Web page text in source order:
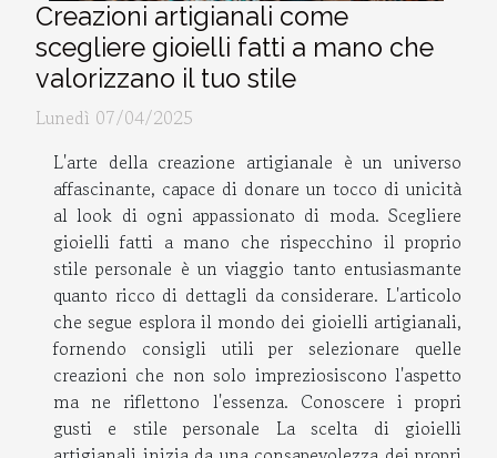
Creazioni artigianali come
scegliere gioielli fatti a mano che
valorizzano il tuo stile
Lunedì 07/04/2025
L'arte della creazione artigianale è un universo
affascinante, capace di donare un tocco di unicità
al look di ogni appassionato di moda. Scegliere
gioielli fatti a mano che rispecchino il proprio
stile personale è un viaggio tanto entusiasmante
quanto ricco di dettagli da considerare. L'articolo
che segue esplora il mondo dei gioielli artigianali,
fornendo consigli utili per selezionare quelle
creazioni che non solo impreziosiscono l'aspetto
ma ne riflettono l'essenza. Conoscere i propri
gusti e stile personale La scelta di gioielli